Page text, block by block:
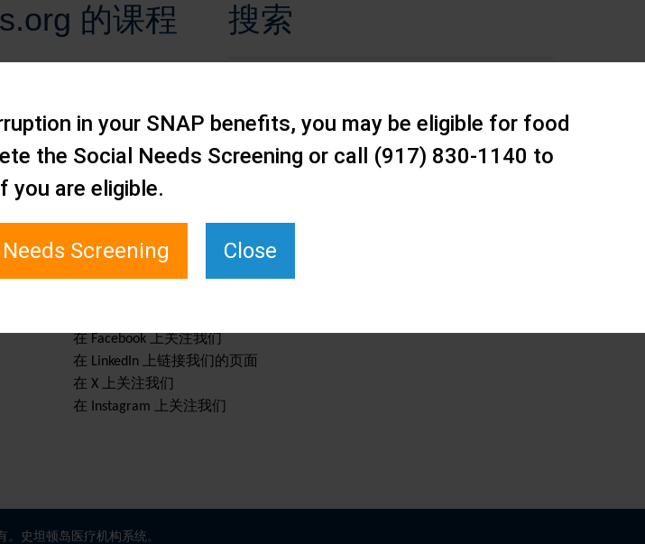
的课程
搜索
在 Facebook 上关注我们
在 LinkedIn 上链接我们的页面
在 X 上关注我们
在 Instagram 上关注我们
。史坦顿岛医疗机构系统。
in your SNAP benefits, you may be eligible for food
the Social Needs Screening or call (917) 830-1140 to
you are eligible.
Screening Close